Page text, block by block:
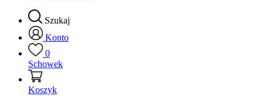
Szukaj
Konto
0
Schowek
Koszyk